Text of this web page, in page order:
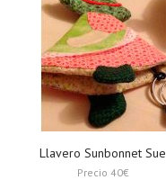
Llavero Sunbonnet Sue
Precio 40€